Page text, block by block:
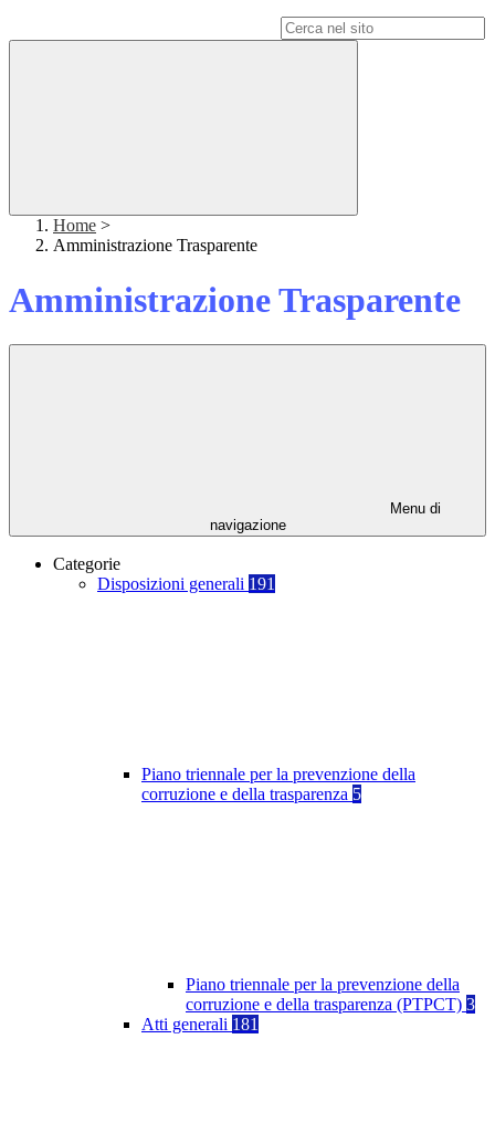
Home >
Amministrazione Trasparente
Amministrazione Trasparente
Menu di
navigazione
Categorie
Disposizioni generali 191
Piano triennale per la prevenzione della
corruzione e della trasparenza 5
Piano triennale per la prevenzione della
corruzione e della trasparenza (PTPCT) 3
Atti generali 181